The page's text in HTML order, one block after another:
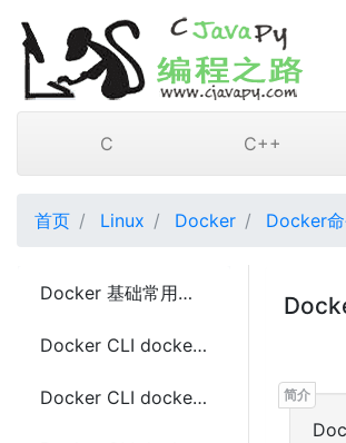
C C++
首页 Linux Docker Docker
Docker 基础常用命令
Docker CLI docker run 常用命令
Docker CLI docker attach 常用命令